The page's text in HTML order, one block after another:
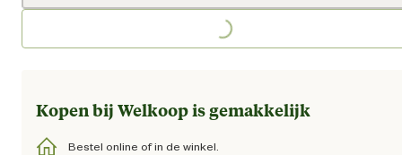
Loading...
Kopen bij Welkoop is gemakkelijk
Bestel online of in de winkel.